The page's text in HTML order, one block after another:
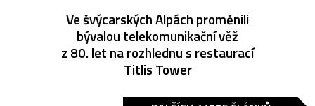
Ve švýcarských Alpách proměnili
bývalou telekomunikační věž
z 80. let na rozhlednu s restaurací
Titlis Tower